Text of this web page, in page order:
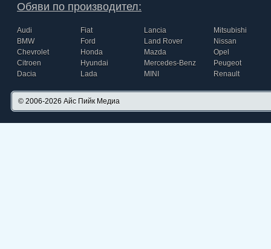
Обяви по производител:
Audi
BMW
Chevrolet
Citroen
Dacia
Fiat
Ford
Honda
Hyundai
Lada
Lancia
Land Rover
Mazda
Mercedes-Benz
MINI
Mitsubishi
Nissan
Opel
Peugeot
Renault
© 2006-2026 Айс Пийк Медиа